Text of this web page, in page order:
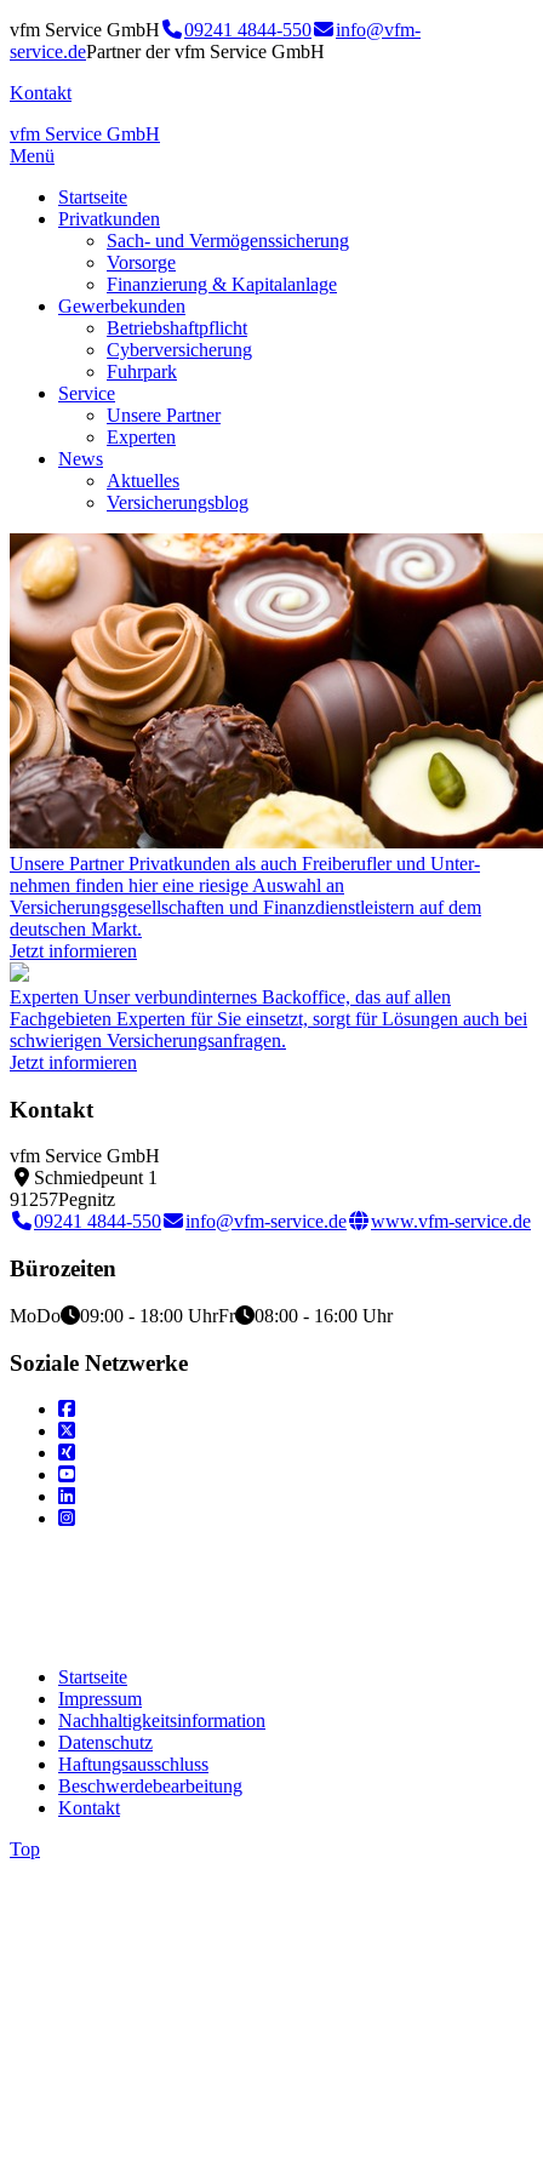
vfm Service GmbH 09241 4844-550
info@vfm-
service.dePartner der vfm Service GmbH
Kontakt
vfm Service GmbH
Menü
Startseite
Privatkunden
Sach- und Vermögenssicherung
Vorsorge
Finanzierung & Kapitalanlage
Gewerbekunden
Betriebshaftpflicht
Cyberversicherung
Fuhrpark
Service
Unsere Partner
Experten
News
Aktuelles
Versicherungsblog
Unsere PartnerPrivat­kunden als auch Frei­berufler und Unter­
nehmen finden hier eine riesige Auswahl an
Versicherungsgesellschaften und Finanzdienstleistern auf dem
deutschen Markt.
Jetzt informieren
Experten Unser verbundinternes Backoffice, das auf allen
Fachgebieten Experten für Sie einsetzt, sorgt für Lösungen auch bei
schwierigen Versicherungsanfragen.
Jetzt informieren
Kontakt
vfm Service GmbH
Schmiedpeunt 1
91257Pegnitz
09241 4844-550
info@vfm-service.de www.vfm-service.de
Bürozeiten
MoDo 09:00 - 18:00 UhrFr 08:00 - 16:00 Uhr
Soziale Netzwerke
Startseite
Impressum
Nachhaltigkeitsinformation
Datenschutz
Haftungsausschluss
Beschwerdebearbeitung
Kontakt
Top